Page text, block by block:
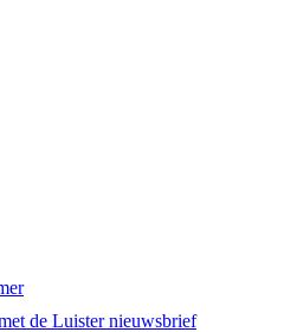
de Luister nieuwsbrief